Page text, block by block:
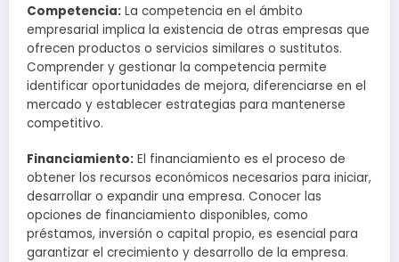
Competencia: La competencia en el ámbito
empresarial implica la existencia de otras empresas que
ofrecen productos o servicios similares o sustitutos.
Comprender y gestionar la competencia permite
identificar oportunidades de mejora, diferenciarse en el
mercado y establecer estrategias para mantenerse
competitivo.
Financiamiento: El financiamiento es el proceso de
obtener los recursos económicos necesarios para iniciar,
desarrollar o expandir una empresa. Conocer las
opciones de financiamiento disponibles, como
préstamos, inversión o capital propio, es esencial para
garantizar el crecimiento y desarrollo de la empresa.